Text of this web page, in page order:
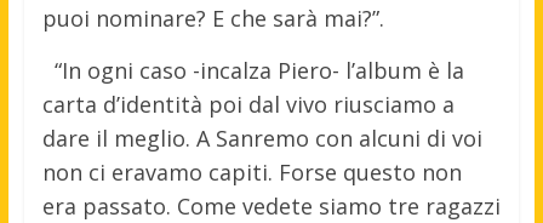
puoi nominare? E che sarà mai?”.
“In ogni caso -incalza Piero- l’album è la
carta d’identità poi dal vivo riusciamo a
dare il meglio. A Sanremo con alcuni di voi
non ci eravamo capiti. Forse questo non
era passato. Come vedete siamo tre ragazzi